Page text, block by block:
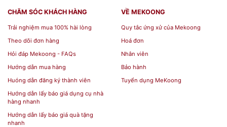
CHĂM SÓC KHÁCH HÀNG
Trải nghiệm mua 100% hài lòng
Theo dõi đơn hàng
Hỏi đáp Mekoong - FAQs
Hướng dẫn mua hàng
Huóng dẫn đăng ký thành viên
Hướng dẫn lấy báo giá dụng cụ nhà
hàng nhanh
Hướng dẫn lấy báo giá quà tặng
nhanh
VỀ MEKOONG
Quy tắc ứng xử của Mekoong
Hoá đơn
Nhân viên
Bảo hành
Tuyển dụng MeKoong